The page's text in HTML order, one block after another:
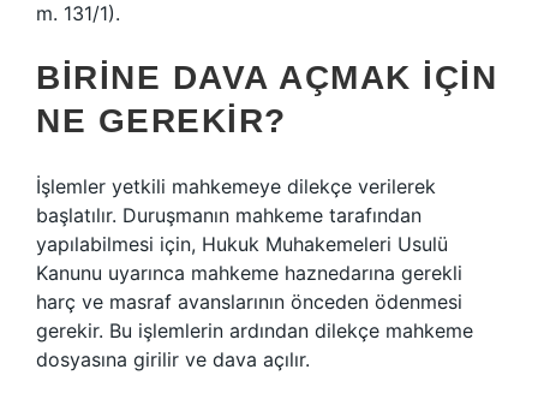
m. 131/1).
BIRINE DAVA AÇMAK IÇIN
NE GEREKIR?
İşlemler yetkili mahkemeye dilekçe verilerek
başlatılır. Duruşmanın mahkeme tarafından
yapılabilmesi için, Hukuk Muhakemeleri Usulü
Kanunu uyarınca mahkeme haznedarına gerekli
harç ve masraf avanslarının önceden ödenmesi
gerekir. Bu işlemlerin ardından dilekçe mahkeme
dosyasına girilir ve dava açılır.